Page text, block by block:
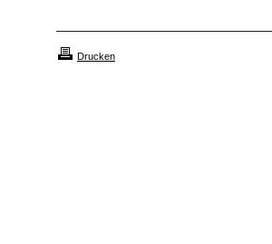
Drucken